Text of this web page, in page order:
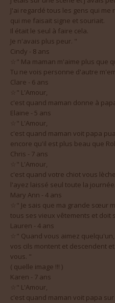
qui me faisait signe et souriait.
Il était le seul à faire cela.
Je n'avais plus peur. "
Cindy - 8 ans
☆" Ma maman m'aime plus que
Tu ne vois personne d'autre
Clare - 6 ans
☆" L'Amour,
c'est quand maman donne à
Elaine - 5 ans
☆" L'Amour,
c'est quand maman voit papa
encore qu'il est plus beau que
Chris - 7 ans
☆" L'Amour,
c'est quand votre chiot vous
l'ayez laissé seul toute la
Mary Ann - 4 ans
☆" Je sais que ma grande sœur
tous ses vieux vêtements et doit
Lauren - 4 ans
☆" Quand vous aimez quelqu'un,
vos cils montent et descendent
vous. "
( quelle image !!! )
Karen - 7 ans
☆" L'Amour,
c'est quand maman voit papa
pas ça dégoûtant. "